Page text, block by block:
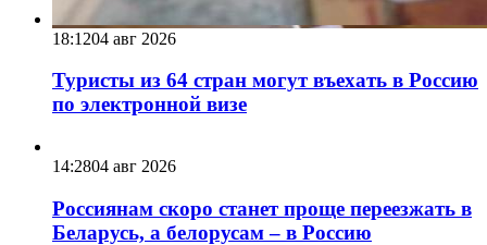
18:1204 авг 2026
Туристы из 64 стран могут въехать в Россию
по электронной визе
14:2804 авг 2026
Россиянам скоро станет проще переезжать в
Беларусь, а белорусам – в Россию